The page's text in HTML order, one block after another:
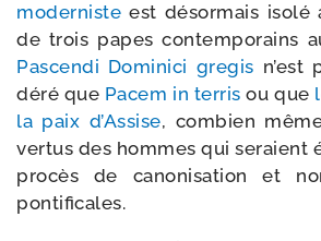
mo­der­niste est désor­mais
de trois papes contem­po­rains
Pascendi Dominici gre­gis n’est
dé­ré que Pacem in ter­ris ou que
la paix d’Assise, com­bien
ver­tus des hommes qui seraient
pro­cès de cano­ni­sa­tion et
pontificales.